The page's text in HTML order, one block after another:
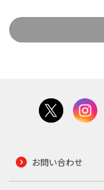
お問い合わせ